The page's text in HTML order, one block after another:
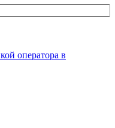
оператора в